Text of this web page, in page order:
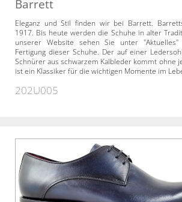
Barrett
Eleganz und Stil finden wir bei Barrett.
1917. Bis heute werden die Schuhe in alter
unserer Website sehen Sie unter
Fertigung dieser Schuhe. Der auf einer
Schnürer aus schwarzem Kalbleder kommt ohne
ist ein Klassiker für die wichtigen Momente im
202U005